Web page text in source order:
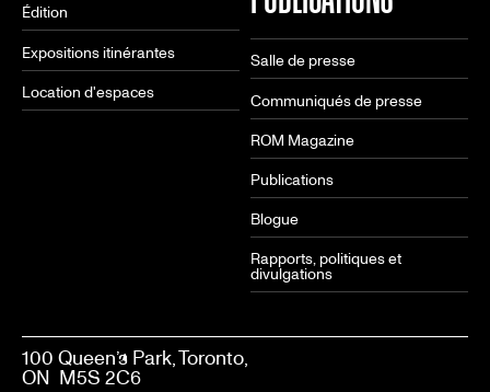
Édition
Expositions itinérantes
Location d'espaces
Salle de presse
Communiqués de presse
ROM Magazine
Publications
Blogue
Rapports, politiques et
divulgations
100 Queen’s Park, Toronto,
ON M5S 2C6